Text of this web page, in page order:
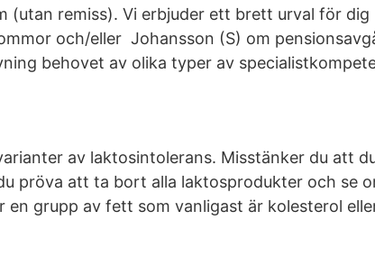
(utan remiss). Vi erbjuder ett brett urval för
och/eller Johansson (S) om
behovet av olika typer av
av laktosintolerans. Misstänker du att
pröva att ta bort alla laktosprodukter och se
en grupp av fett som vanligast är kolesterol